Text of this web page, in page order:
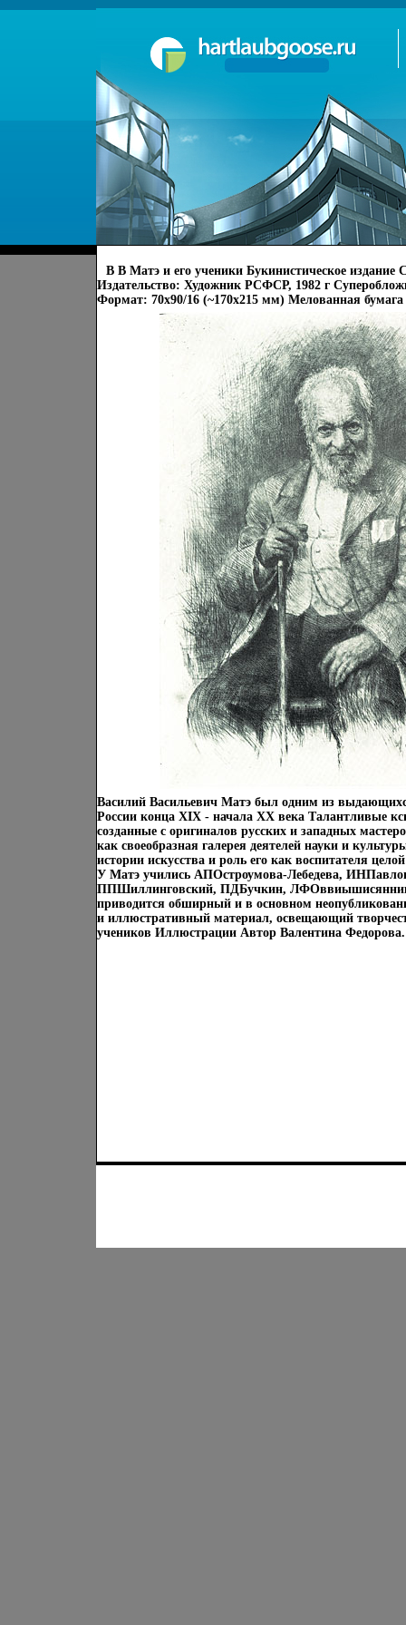
В В Матэ и его ученики Букинистическое издание
Издательство: Художник РСФСР, 1982 г
Формат: 70x90/16 (~170х215 мм) Мелованная
Василий Васильевич Матэ был одним из
России конца XIX - начала XX века Талантливые
созданные с оригиналов русских и западных
как своеобразная галерея деятелей науки и
истории искусства и роль его как воспитателя
У Матэ учились АПОстроумова-Лебедева,
ППШиллинговский, ПДБучкин,
приводится обширный и в основном
и иллюстративный материал, освещающий
учеников Иллюстрации Автор Валентина Федорова.